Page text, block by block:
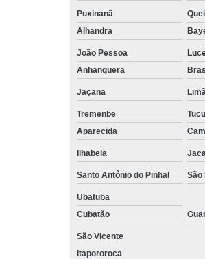
Puxinanã
Alhandra
João Pessoa
Anhanguera
Jaçana
Tremenbe
Aparecida
Ilhabela
Santo Antônio do Pinhal São
Ubatuba
Cubatão
São Vicente
Itapororoca